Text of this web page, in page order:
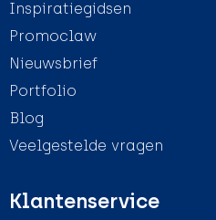
Inspiratiegidsen
Promoclaw
Nieuwsbrief
Portfolio
Blog
Veelgestelde vragen
Klantenservice